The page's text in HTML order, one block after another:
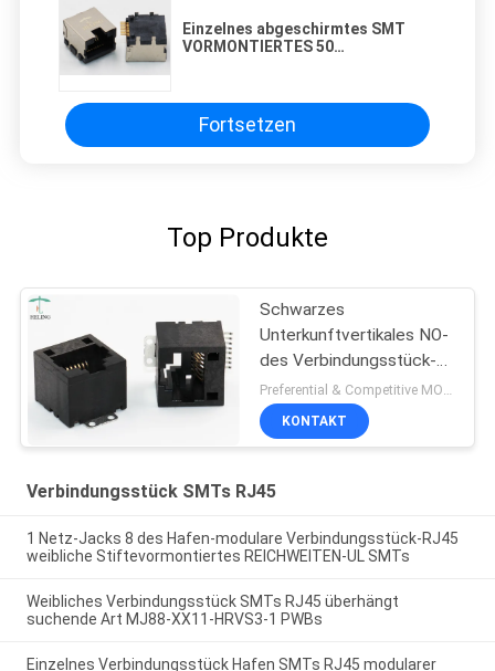
Einzelnes abgeschirmtes SMT
VORMONTIERTES 50
Fortsetzen
Top Produkte
Schwarzes
Unterkunftvertikales NO-
des Verbindungsstück-
RJ45, das Shell für
Naben/Router abschirmt
Preferential & Competitive MOQ:2000
KONTAKT
Verbindungsstück SMTs RJ45
1 Netz-Jacks 8 des Hafen-modulare Verbindungsstück-RJ45
weibliche Stiftevormontiertes REICHWEITEN-UL SMTs
Weibliches Verbindungsstück SMTs RJ45 überhängt
suchende Art MJ88-XX11-HRVS3-1 PWBs
Einzelnes Verbindungsstück Hafen SMTs RJ45 modularer